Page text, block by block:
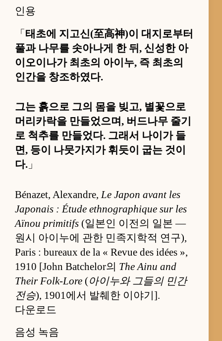
인용
「 태초에 지고신(至高神)이 대지로부터
풀과 나무를 솟아나게 한 뒤, 신성한 아
이오이나가 최초의 아이누, 즉 최초의
인간을 창조하였다.
그는 흙으로 그의 몸을 빚고, 별꽃으로
머리카락을 만들었으며, 버드나무 줄기
로 척추를 만들었다. 그래서 나이가 들
면, 등이 나뭇가지가 휘듯이 굽는 것이
다. 」
Bénazet, Alexandre,Le Japon avant les
Japonais : Étude ethnographique sur les
Aïnou primitifs (일본인 이전의 일본 —
원시 아이누에 관한 민족지학적 연구),
Paris : bureaux de la « Revue des idées »,
1910 [John Batchelor의 The Ainu and
Their Folk-Lore (아이누와 그들의 민간
전승), 1901에서 발췌한 이야기].
다운로드
음성 녹음